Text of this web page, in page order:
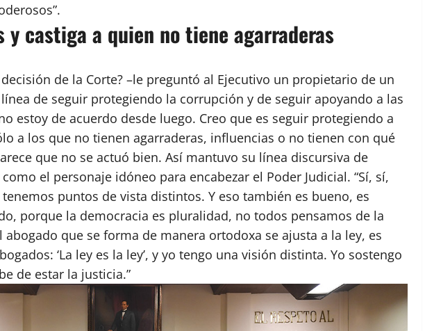
castiga a quien no tiene agarraderas
de la Corte? –le preguntó al Ejecutivo un propietario de un
de seguir protegiendo la corrupción y de seguir apoyando a las
estoy de acuerdo desde luego. Creo que es seguir protegiendo a
a los que no tienen agarraderas, influencias o no tienen con qué
que no se actuó bien. Así mantuvo su línea discursiva de
el personaje idóneo para encabezar el Poder Judicial. “Sí, sí,
puntos de vista distintos. Y eso también es bueno, es
porque la democracia es pluralidad, no todos pensamos de la
que se forma de manera ortodoxa se ajusta a la ley, es
‘La ley es la ley’, y yo tengo una visión distinta. Yo sostengo
de estar la justicia.”